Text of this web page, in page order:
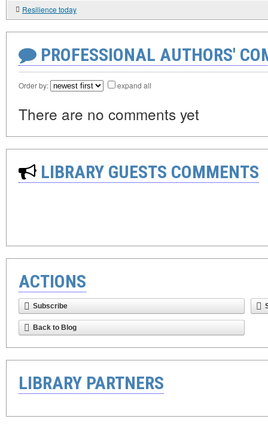
Resilience today
PROFESSIONAL AUTHORS'
Order by: expand all
There are no comments yet
LIBRARY GUESTS COMMENTS
ACTIONS
Subscribe
Back to Blog
LIBRARY PARTNERS